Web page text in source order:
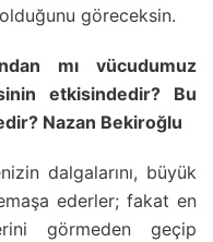
göreceksin.
mı vücudumuz
etkisindedir? Bu
Nazan Bekiroğlu
dalgalarını, büyük
ederler; fakat en
görmeden geçip